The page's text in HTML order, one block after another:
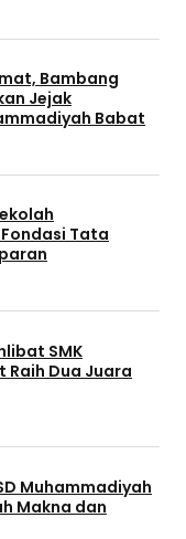
Bambang
Jejak
Babat
Tata
SMK
Raih Dua Juara
Muhammadiyah
Makna dan